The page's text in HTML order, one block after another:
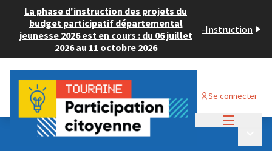
La phase d'instruction des projets du
budget participatif départemental
jeunesse 2026 est en cours : du 06 juillet
2026 au 11 octobre 2026
-Instruction
Se connecter
Budget Participatif ADULTE 2024
💡 Déposer un projet